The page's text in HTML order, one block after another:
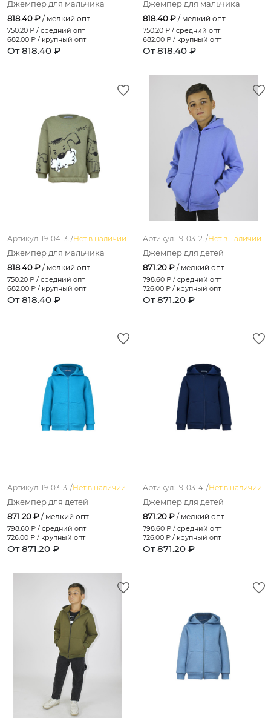
Джемпер для мальчика
818.40 ₽ / мелкий опт
750.20 ₽ / средний опт
682.00 ₽ / крупный опт
От 818.40 ₽
Джемпер для мальчика
818.40 ₽ / мелкий опт
750.20 ₽ / средний опт
682.00 ₽ / крупный опт
От 818.40 ₽
Артикул: 19-04-3. /Нет в наличии
Джемпер для мальчика
818.40 ₽ / мелкий опт
750.20 ₽ / средний опт
682.00 ₽ / крупный опт
От 818.40 ₽
Артикул: 19-03-2. /Нет в наличии
Джемпер для детей
871.20 ₽ / мелкий опт
798.60 ₽ / средний опт
726.00 ₽ / крупный опт
От 871.20 ₽
Артикул: 19-03-3. /Нет в наличии
Джемпер для детей
871.20 ₽ / мелкий опт
798.60 ₽ / средний опт
726.00 ₽ / крупный опт
От 871.20 ₽
Артикул: 19-03-4. /Нет в наличии
Джемпер для детей
871.20 ₽ / мелкий опт
798.60 ₽ / средний опт
726.00 ₽ / крупный опт
От 871.20 ₽